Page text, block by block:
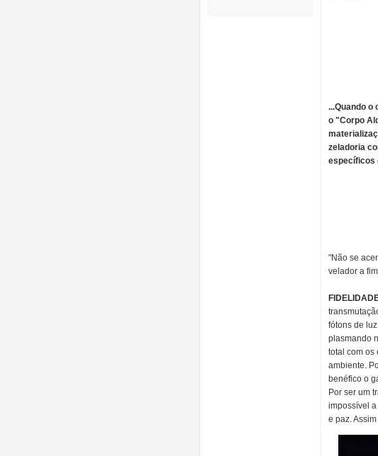
...Quando o
o "Corpo
zeladoria
específicos
"Não se
velador a
fótons de
plasmando
total com os
ambiente.
benéfico o
Por ser um
impossível
e paz.